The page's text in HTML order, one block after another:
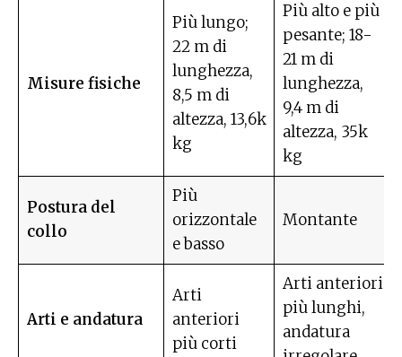
Misure fisiche
Più lungo;
22 m di
lunghezza,
8,5 m di
altezza, 13,6k
kg
Più alto e più
pesante; 18-
21 m di
lunghezza,
9,4 m di
altezza, 35k
kg
Postura del
collo
Più
orizzontale
e basso
Montante
Arti e andatura
Arti
anteriori
più corti
Arti anteriori
più lunghi,
andatura